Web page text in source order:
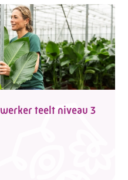
teelt niveau 3